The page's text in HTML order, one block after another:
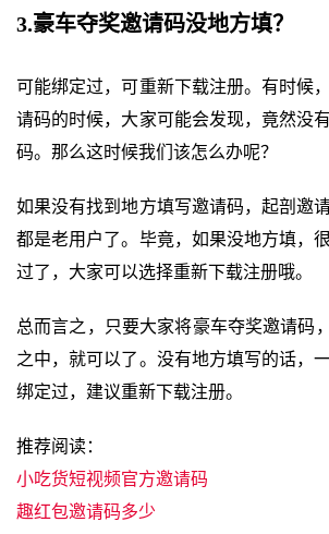
3.豪车夺奖邀请码没地方填？
可能绑定过，可重新下载注册。有时候
请码的时候，大家可能会发现，竟然没
码。那么这时候我们该怎么办呢？
如果没有找到地方填写邀请码，起剖邀
都是老用户了。毕竟，如果没地方填，
过了，大家可以选择重新下载注册哦。
总而言之，只要大家将豪车夺奖邀请码
之中，就可以了。没有地方填写的话，
绑定过，建议重新下载注册。
推荐阅读：
小吃货短视频官方邀请码
趣红包邀请码多少